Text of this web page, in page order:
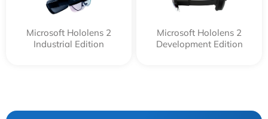
Microsoft Hololens 2
Industrial Edition
Microsoft Hololens 2
Development Edition